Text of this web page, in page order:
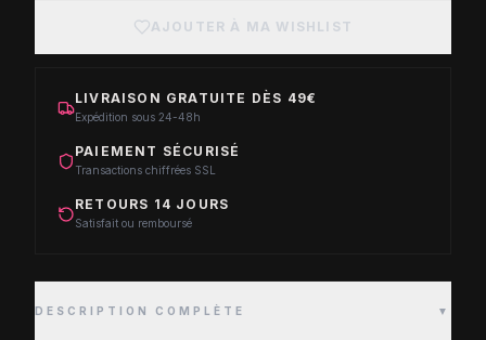
AJOUTER À MA WISHLIST
LIVRAISON GRATUITE DÈS 49€
Expédition sous 24-48h
PAIEMENT SÉCURISÉ
Transactions chiffrées SSL
RETOURS 14 JOURS
Satisfait ou remboursé
DESCRIPTION COMPLÈTE ▼